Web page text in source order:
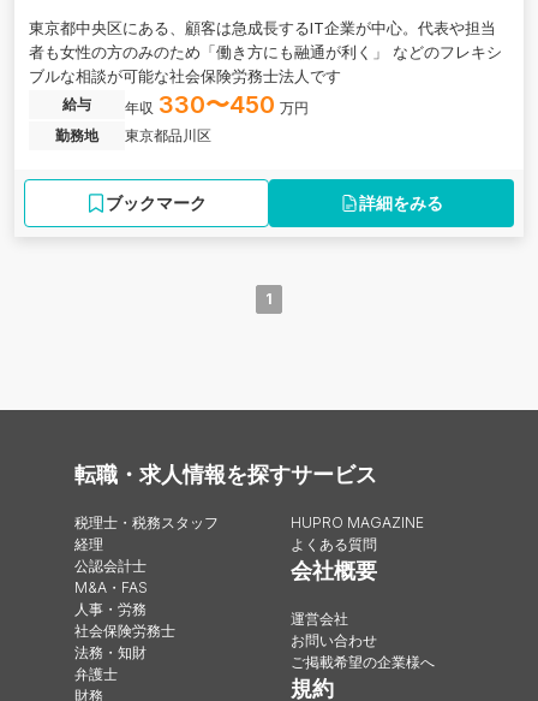
東京都中央区にある、顧客は急成長するIT企業が中心。代表や担当
者も女性の方のみのため「働き方にも融通が利く」 などのフレキシ
ブルな相談が可能な社会保険労務士法人です
給与 年収 330〜450 万円
勤務地
東京都品川区
ブックマーク 詳細をみる
1
転職・求人情報を探す
税理士・税務スタッフ
経理
公認会計士
M&A・FAS
人事・労務
社会保険労務士
法務・知財
弁護士
財務
サービス
HUPRO MAGAZINE
よくある質問
会社概要
運営会社
お問い合わせ
ご掲載希望の企業様へ
規約